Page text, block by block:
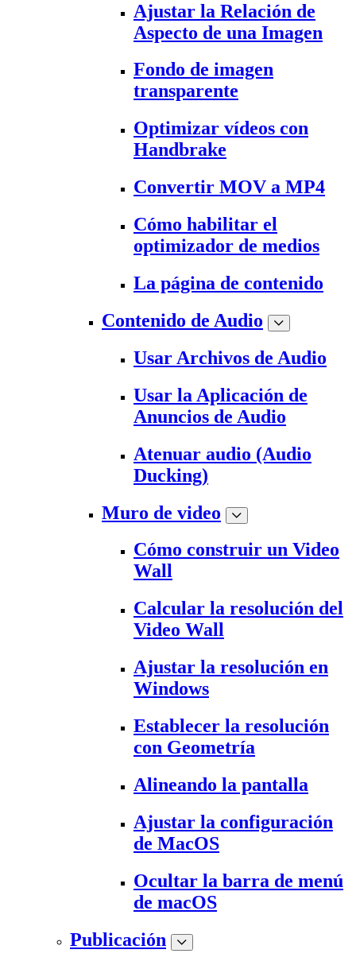
Ajustar la Relación de
Aspecto de una Imagen
Fondo de imagen
transparente
Optimizar vídeos con
Handbrake
Convertir MOV a MP4
Cómo habilitar el
optimizador de medios
La página de contenido
Contenido de Audio
Usar Archivos de Audio
Usar la Aplicación de
Anuncios de Audio
Atenuar audio (Audio
Ducking)
Muro de video
Cómo construir un Video
Wall
Calcular la resolución del
Video Wall
Ajustar la resolución en
Windows
Establecer la resolución
con Geometría
Alineando la pantalla
Ajustar la configuración
de MacOS
Ocultar la barra de menú
de macOS
Publicación